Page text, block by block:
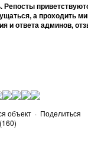
Репосты
а проходить
и ответа админов,
объект · Поделиться